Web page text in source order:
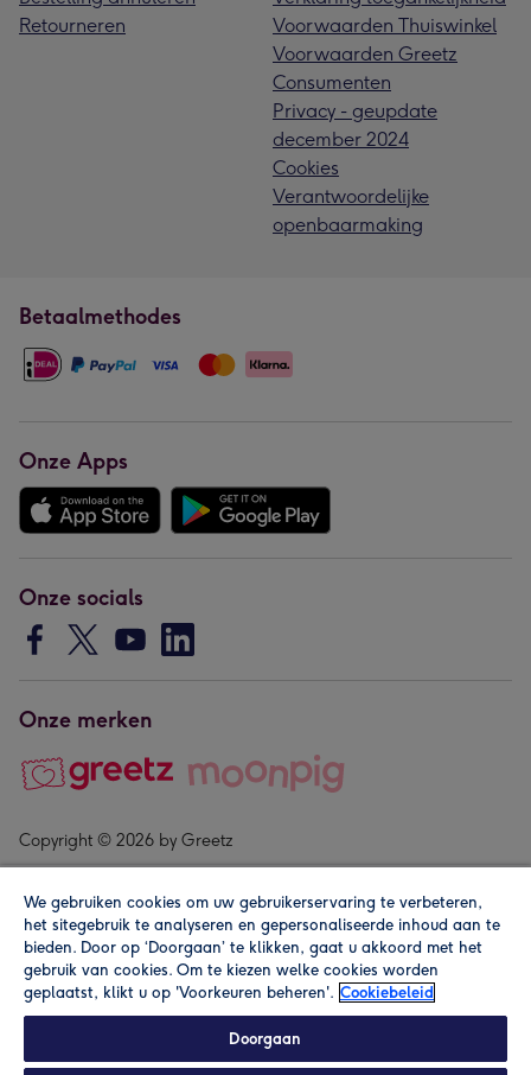
Retourneren
Voorwaarden Thuiswinkel
Voorwaarden Greetz
Consumenten
Privacy - geupdate
december 2024
Cookies
Verantwoordelijke
openbaarmaking
Betaalmethodes
Onze Apps
Onze socials
Onze merken
Copyright © 2026 by Greetz
Alle prijzen zijn inclusief btw en andere heffingen. Lees de
We gebruiken cookies om uw gebruikerservaring te verbeteren,
het sitegebruik te analyseren en gepersonaliseerde inhoud aan te
bieden. Door op ‘Doorgaan’ te klikken, gaat u akkoord met het
gebruik van cookies. Om te kiezen welke cookies worden
geplaatst, klikt u op 'Voorkeuren beheren'. Cookiebeleid
Doorgaan